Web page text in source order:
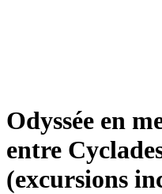
Odyssée en
entre
(excursions